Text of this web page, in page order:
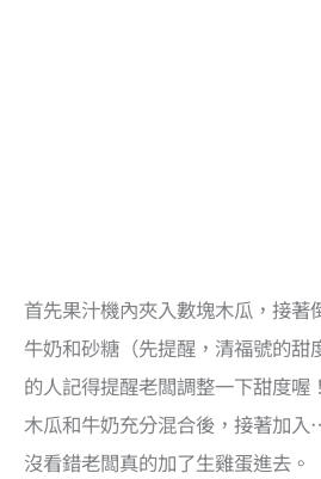
首先果汁機內夾入數塊木瓜，接著
牛奶和砂糖（先提醒，清福號的甜
的人記得提醒老闆調整一下甜度喔
木瓜和牛奶充分混合後，接著加
沒看錯老闆真的加了生雞蛋進去。